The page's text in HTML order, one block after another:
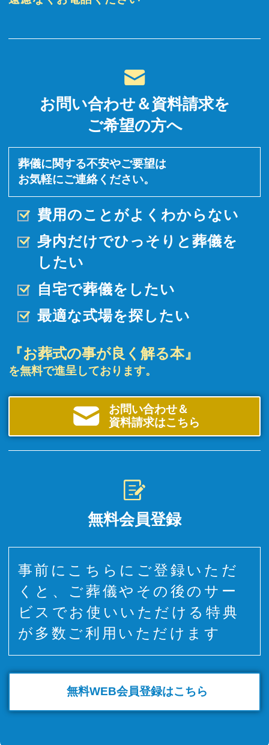
お問い合わせ＆資料請求を
ご希望の方へ
葬儀に関する不安やご要望は
お気軽にご連絡ください。
費用のことがよくわからない
身内だけでひっそりと 葬儀を
したい
自宅で葬儀をしたい
最適な式場を探したい
『お葬式の事が良く解る本』
を無料で進呈しております。
お問い合わせ＆
資料請求はこちら
無料会員登録
事前にこちらにご登録いただ
くと、ご葬儀やその後のサー
ビスでお使いいただける特典
が多数ご利用いただけます
無料WEB会員登録はこちら